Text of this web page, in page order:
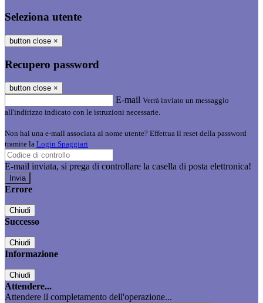
Seleziona utente
button close ×
Recupero password
button close ×
E-mail Verrà inviato un messaggio
all'indirizzo indicato con le istruzioni necessarie.
Non hai una e-mail associata al nome utente? Effettua il reset della password
tramite la Login Spaggiari
E-mail inviata, si prega di controllare la casella di posta elettronica!
Errore
Chiudi
Successo
Chiudi
Informazione
Chiudi
Attendere...
Attendere il completamento dell'operazione...